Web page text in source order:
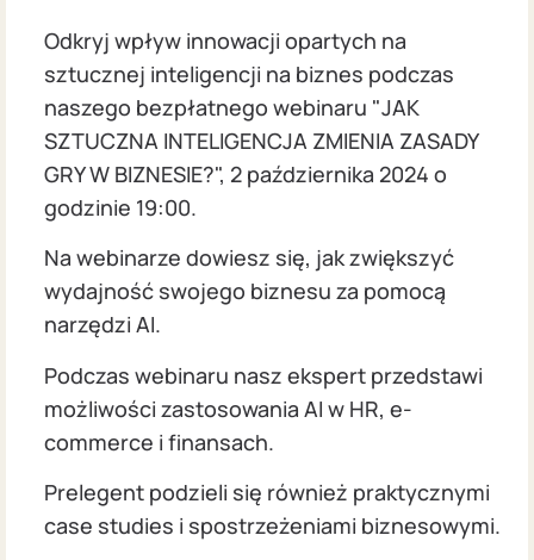
Odkryj wpływ innowacji opartych na
sztucznej inteligencji na biznes podczas
naszego bezpłatnego webinaru "JAK
SZTUCZNA INTELIGENCJA ZMIENIA ZASADY
GRY W BIZNESIE?", 2 października 2024 o
godzinie 19:00.
Na webinarze dowiesz się, jak zwiększyć
wydajność swojego biznesu za pomocą
narzędzi AI.
Podczas webinaru nasz ekspert przedstawi
możliwości zastosowania AI w HR, e-
commerce i finansach.
Prelegent podzieli się również praktycznymi
case studies i spostrzeżeniami biznesowymi.